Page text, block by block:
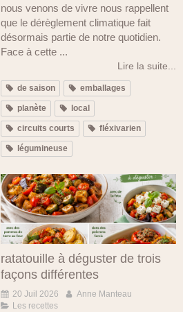
nous venons de vivre nous rappellent
que le dérèglement climatique fait
désormais partie de notre quotidien.
Face à cette ...
Lire la suite...
de saison emballages
planète local
circuits courts fléxivarien
légumineuse
ratatouille à déguster de trois
façons différentes
20 Juil 2026
Anne Manteau
Les recettes